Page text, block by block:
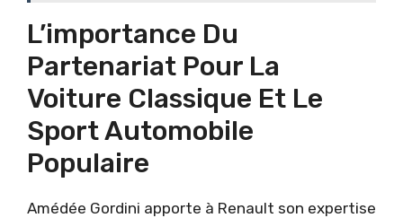
L’importance Du
Partenariat Pour La
Voiture Classique Et Le
Sport Automobile
Populaire
Amédée Gordini apporte à Renault son expertise